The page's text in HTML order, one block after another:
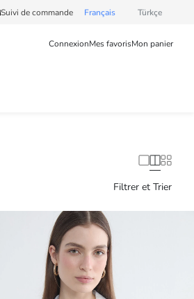
Suivi de commande Français Türkçe
ConnexionMes favorisMon panier
Filtrer et Trier